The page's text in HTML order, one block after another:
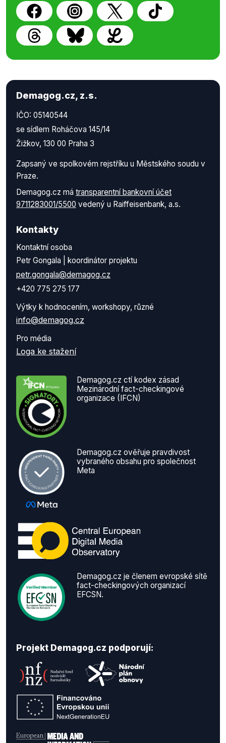
Demagog.cz, z.s.
IČO: 05140544
se sídlem Roháčova 145/14
Žižkov, 130 00 Praha 3
Zapsaný ve spolkovém rejstříku u Městského soudu v
Praze.
Demagog.cz má transparentní bankovní účet
9711283001/5500 vedený u Raiffeisenbank, a.s.
Kontakty
Kontaktní osoba
Petr Gongala | koordinátor projektu
petr.gongala@demagog.cz
+420 775 275 177
Výtky k hodnocením, workshopy, různé
info@demagog.cz
Pro média
Loga ke stažení
Demagog.cz ctí kodex zásad
Mezinárodní fact-checkingové
organizace (IFCN)
Demagog.cz ověřuje pravdivost
vybraného obsahu pro společnost
Meta
Demagog.cz je členem evropské sítě
fact-checkingových organizací
EFCSN.
Projekt Demagog.cz podporují: